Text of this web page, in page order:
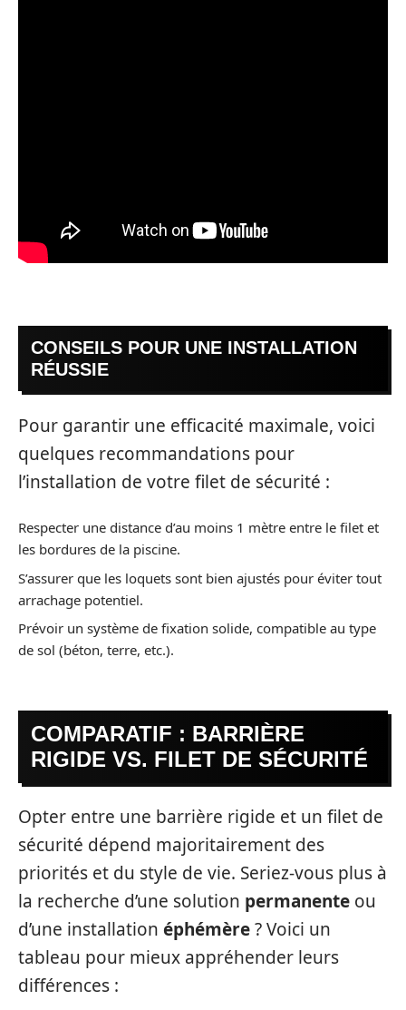
CONSEILS POUR UNE INSTALLATION
RÉUSSIE
Pour garantir une efficacité maximale, voici
quelques recommandations pour
l’installation de votre filet de sécurité :
Respecter une distance d’au moins 1 mètre entre le filet et
les bordures de la piscine.
S’assurer que les loquets sont bien ajustés pour éviter tout
arrachage potentiel.
Prévoir un système de fixation solide, compatible au type
de sol (béton, terre, etc.).
COMPARATIF : BARRIÈRE
RIGIDE VS. FILET DE SÉCURITÉ
Opter entre une barrière rigide et un filet de
sécurité dépend majoritairement des
priorités et du style de vie. Seriez-vous plus à
la recherche d’une solution permanente ou
d’une installation éphémère? Voici un
tableau pour mieux appréhender leurs
différences :